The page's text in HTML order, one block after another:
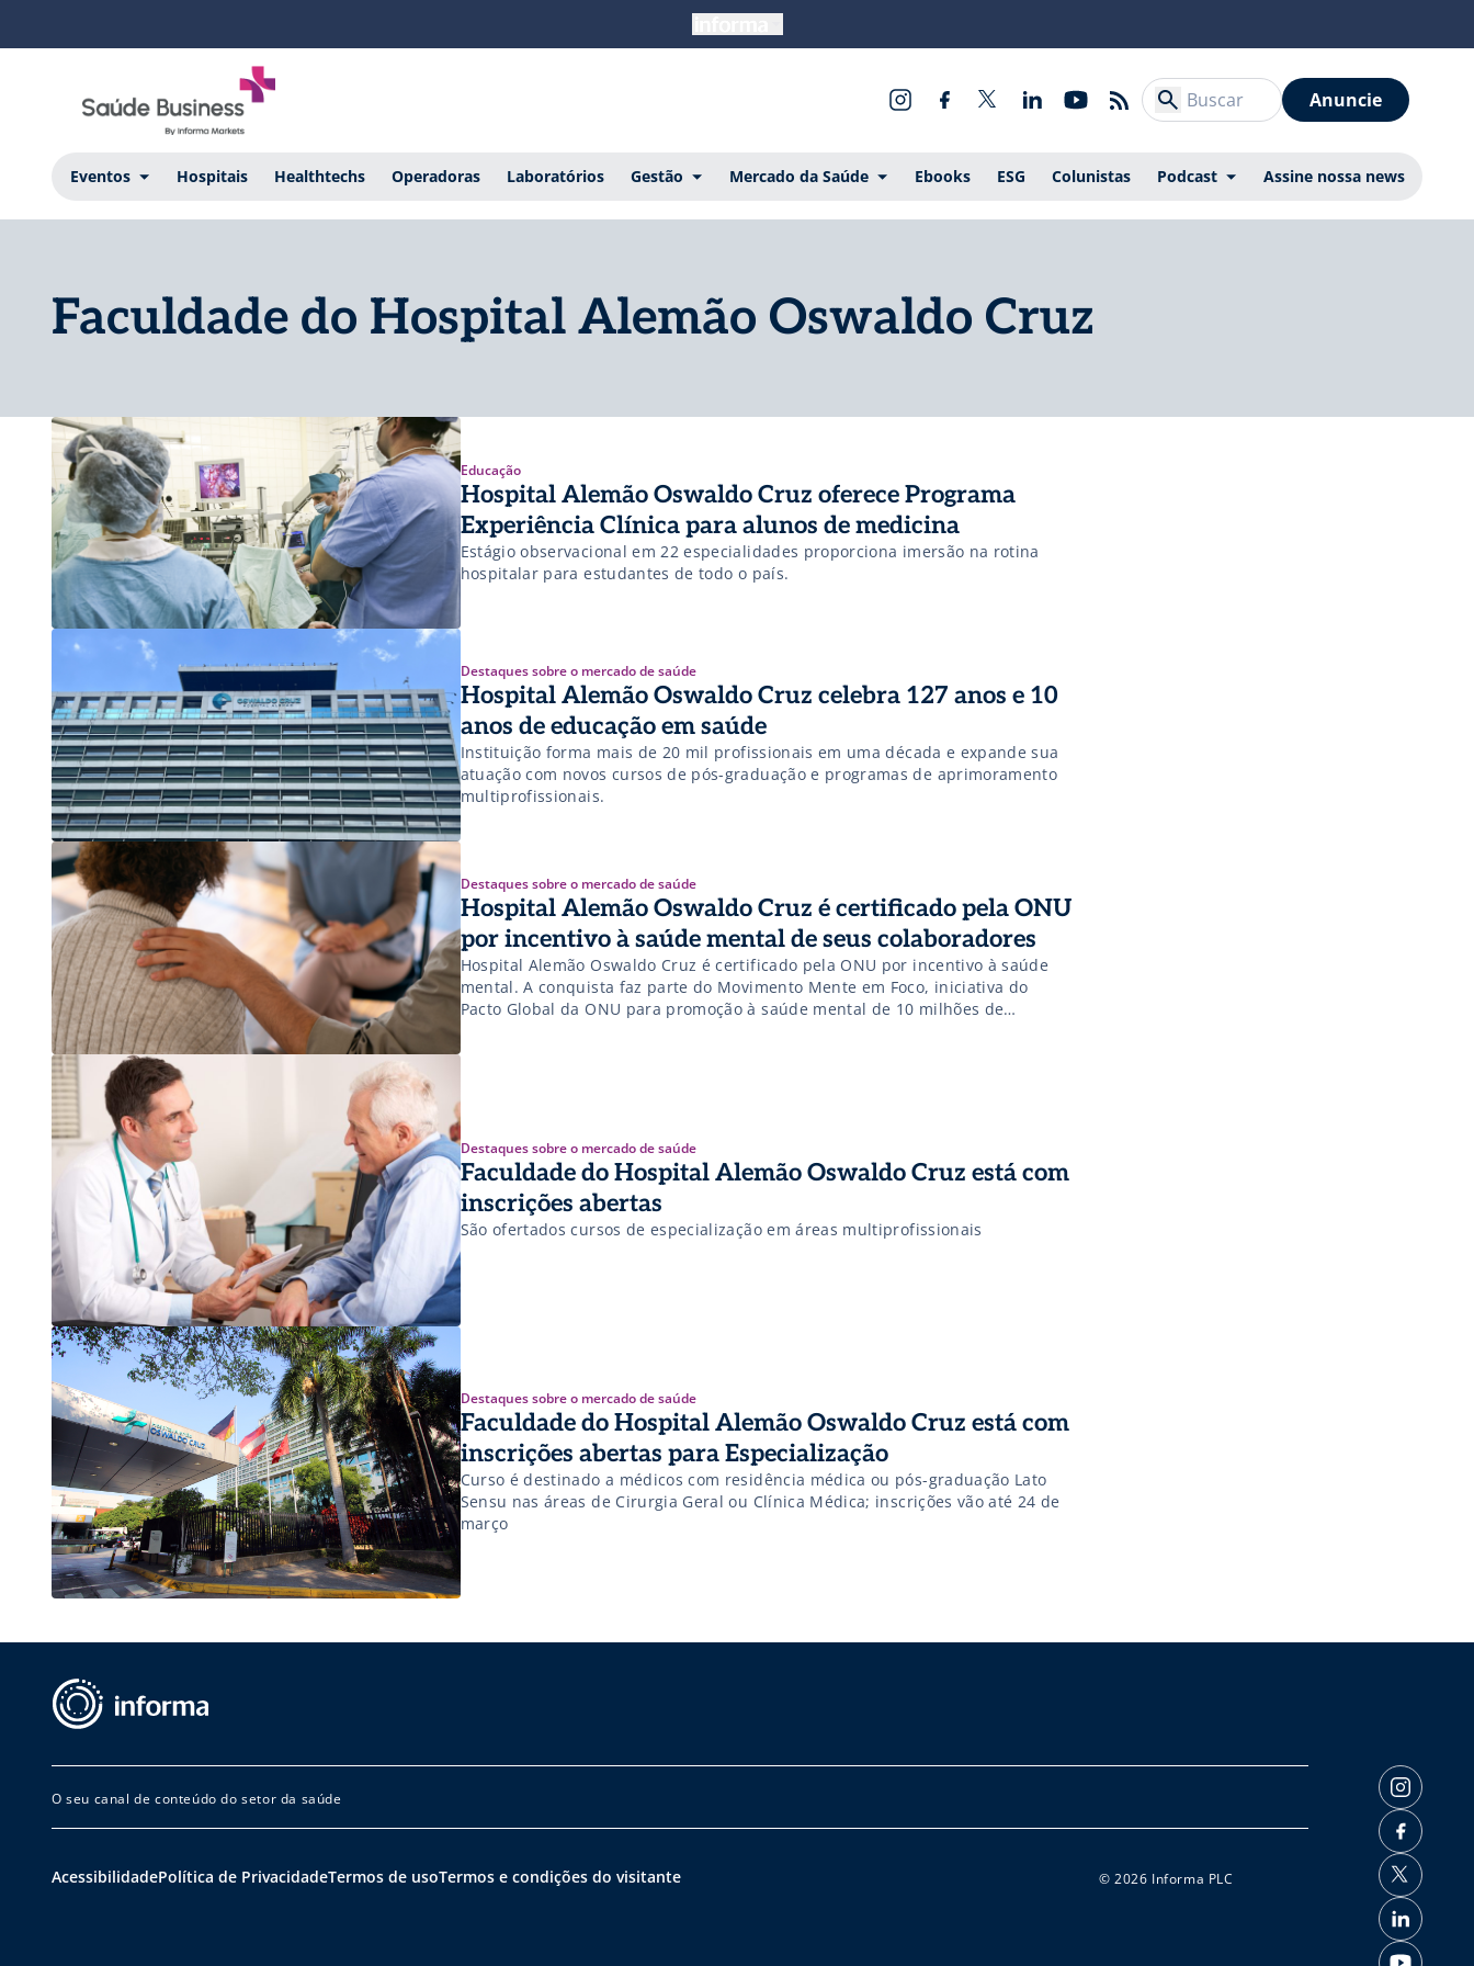
Anuncie
Eventos Hospitais Healthtechs Operadoras Laboratórios Gestão Mercado da Saúde Ebooks ESG Colunistas Podcast Assine nossa news
Faculdade do Hospital Alemão Oswaldo Cruz
Educação
Hospital Alemão Oswaldo Cruz oferece Programa
Experiência Clínica para alunos de medicina
Estágio observacional em 22 especialidades proporciona imersão na rotina
hospitalar para estudantes de todo o país.
Destaques sobre o mercado de saúde
Hospital Alemão Oswaldo Cruz celebra 127 anos e 10
anos de educação em saúde
Instituição forma mais de 20 mil profissionais em uma década e expande sua
atuação com novos cursos de pós-graduação e programas de aprimoramento
multiprofissionais.
Destaques sobre o mercado de saúde
Hospital Alemão Oswaldo Cruz é certificado pela ONU
por incentivo à saúde mental de seus colaboradores
Hospital Alemão Oswaldo Cruz é certificado pela ONU por incentivo à saúde
mental. A conquista faz parte do Movimento Mente em Foco, iniciativa do
Pacto Global da ONU para promoção à saúde mental de 10 milhões de
Destaques sobre o mercado de saúde
Faculdade do Hospital Alemão Oswaldo Cruz está com
inscrições abertas
São ofertados cursos de especialização em áreas multiprofissionais
Destaques sobre o mercado de saúde
Faculdade do Hospital Alemão Oswaldo Cruz está com
inscrições abertas para Especialização
Curso é destinado a médicos com residência médica ou pós-graduação Lato
Sensu nas áreas de Cirurgia Geral ou Clínica Médica; inscrições vão até 24 de
março
O seu canal de conteúdo do setor da saúde
AcessibilidadePolítica de PrivacidadeTermos de usoTermos e condições do visitante © 2026 Informa PLC